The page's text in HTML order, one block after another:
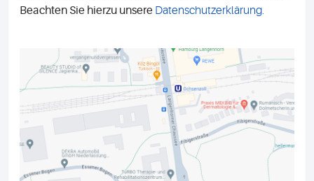
Beachten Sie hierzu unsere Datenschutzerklärung.